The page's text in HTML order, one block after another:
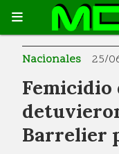
Femicidio
Barrelier
Nacionales 25/